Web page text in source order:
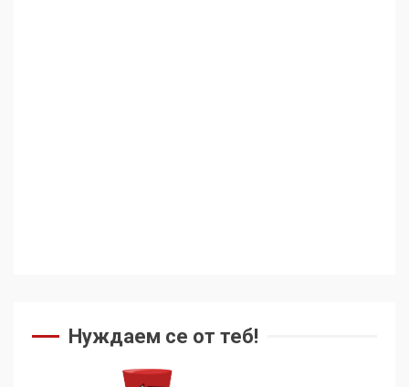
Нуждаем се от теб!